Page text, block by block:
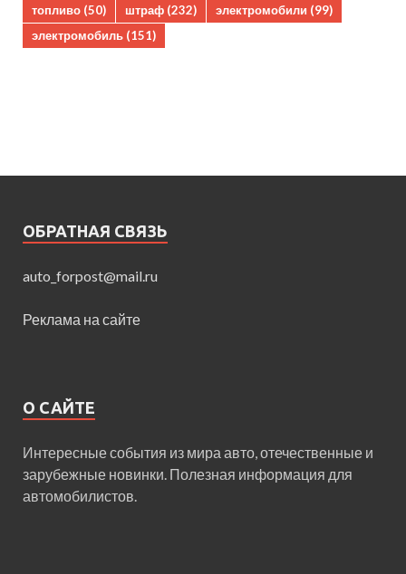
топливо (50) штраф (232) электромобили (99)
электромобиль (151)
ОБРАТНАЯ СВЯЗЬ
auto_forpost@mail.ru
Реклама на сайте
О САЙТЕ
Интересные события из мира авто, отечественные и
зарубежные новинки. Полезная информация для
автомобилистов.